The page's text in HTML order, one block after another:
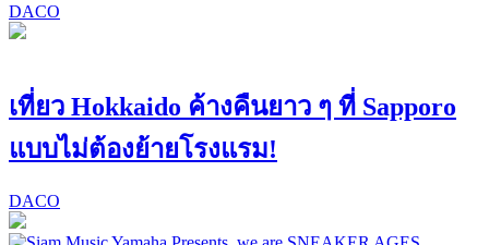
DACO
เที่ยว Hokkaido ค้างคืนยาว ๆ ที่ Sapporo
แบบไม่ต้องย้ายโรงแรม!
DACO